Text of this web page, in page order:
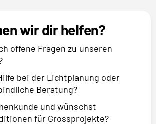
wir dir helfen?
offene Fragen zu unseren
bei der Lichtplanung oder
Beratung?
und wünschst
für Grossprojekte?